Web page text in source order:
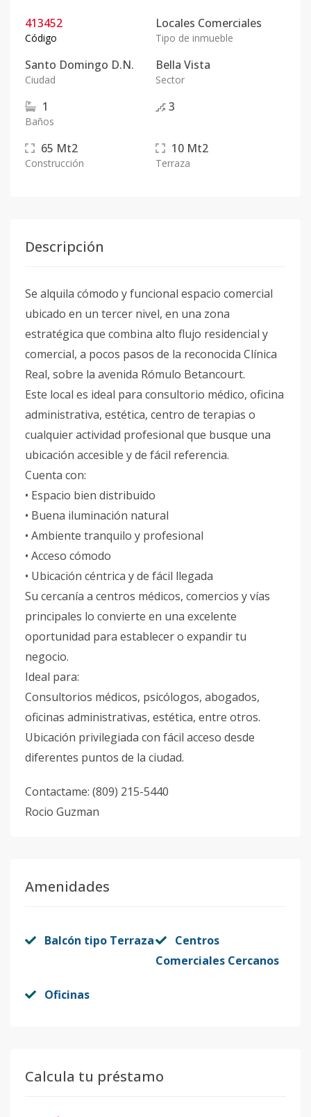
413452
Código
Locales Comerciales
Tipo de inmueble
Santo Domingo D.N.
Ciudad
Bella Vista
Sector
1
Baños
3
65 Mt2
Construcción
10 Mt2
Terraza
Descripción
Se alquila cómodo y funcional espacio comercial
ubicado en un tercer nivel, en una zona
estratégica que combina alto flujo residencial y
comercial, a pocos pasos de la reconocida Clínica
Real, sobre la avenida Rómulo Betancourt.
Este local es ideal para consultorio médico, oficina
administrativa, estética, centro de terapias o
cualquier actividad profesional que busque una
ubicación accesible y de fácil referencia.
Cuenta con:
• Espacio bien distribuido
• Buena iluminación natural
• Ambiente tranquilo y profesional
• Acceso cómodo
• Ubicación céntrica y de fácil llegada
Su cercanía a centros médicos, comercios y vías
principales lo convierte en una excelente
oportunidad para establecer o expandir tu
negocio.
Ideal para:
Consultorios médicos, psicólogos, abogados,
oficinas administrativas, estética, entre otros.
Ubicación privilegiada con fácil acceso desde
diferentes puntos de la ciudad.
Contactame: (809) 215-5440
Rocio Guzman
Amenidades
Balcón tipo Terraza
Centros
Comerciales Cercanos
Oficinas
Calcula tu préstamo